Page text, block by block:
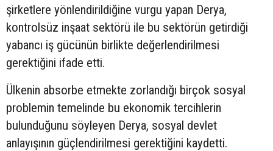
şirketlere yönlendirildiğine vurgu yapan Derya,
kontrolsüz inşaat sektörü ile bu sektörün getirdiği
yabancı iş gücünün birlikte değerlendirilmesi
gerektiğini ifade etti.
Ülkenin absorbe etmekte zorlandığı birçok sosyal
problemin temelinde bu ekonomik tercihlerin
bulunduğunu söyleyen Derya, sosyal devlet
anlayışının güçlendirilmesi gerektiğini kaydetti.